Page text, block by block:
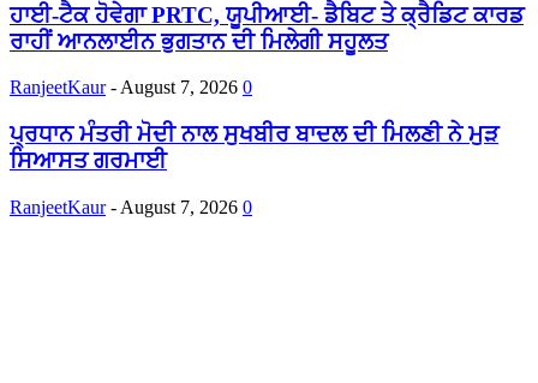
ਹਾਈ-ਟੈਕ ਹੋਵੇਗਾ PRTC, ਯੂਪੀਆਈ- ਡੈਬਿਟ ਤੇ ਕ੍ਰੈਡਿਟ ਕਾਰਡ
ਰਾਹੀਂ ਆਨਲਾਈਨ ਭੁਗਤਾਨ ਦੀ ਮਿਲੇਗੀ ਸਹੂਲਤ
RanjeetKaur - August 7, 2026 0
ਪ੍ਰਧਾਨ ਮੰਤਰੀ ਮੋਦੀ ਨਾਲ ਸੁਖਬੀਰ ਬਾਦਲ ਦੀ ਮਿਲਣੀ ਨੇ ਮੁੜ
ਸਿਆਸਤ ਗਰਮਾਈ
RanjeetKaur - August 7, 2026 0